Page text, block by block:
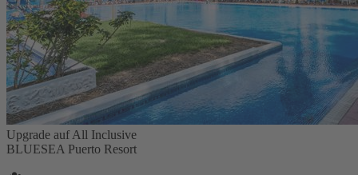
Upgrade auf All Inclusive
BLUESEA Puerto Resort